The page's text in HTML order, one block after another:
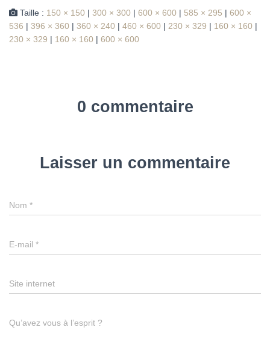
Taille : 150 × 150 | 300 × 300 | 600 × 600 | 585 × 295 | 600 ×
536 | 396 × 360 | 360 × 240 | 460 × 600 | 230 × 329 | 160 × 160 |
230 × 329 | 160 × 160 | 600 × 600
0 commentaire
Laisser un commentaire
Nom *
E-mail *
Site internet
Qu’avez vous à l’esprit ?